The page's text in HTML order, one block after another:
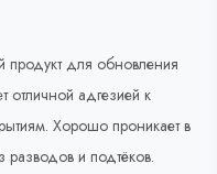
для обновления
отличной адгезией к
Хорошо проникает в
и подтёков.